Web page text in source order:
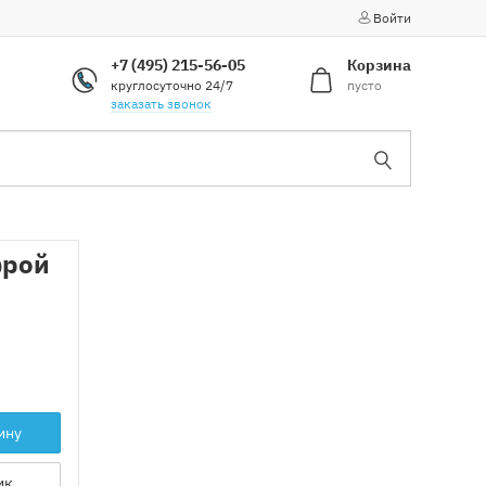
Войти
+7 (495) 215-56-05
круглосуточно 24/7
заказать звонок
Корзина
пусто